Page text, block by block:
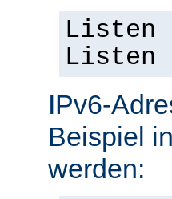
Listen
Listen
IPv6-
Beispiel
werden: